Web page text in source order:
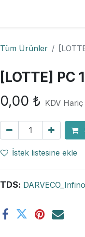
Tüm Ürünler
[LOTTE] PC
0,00 ₺ KDV Hariç
İstek listesine ekle
TDS: